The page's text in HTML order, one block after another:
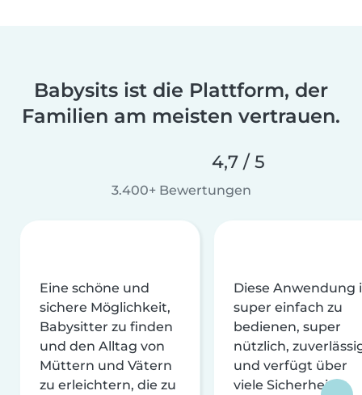
Babysits ist die Plattform, der
Familien am meisten vertrauen.
4,7 / 5
3.400+ Bewertungen
Eine schöne und
sichere Möglichkeit,
Babysitter zu finden
und den Alltag von
Müttern und Vätern
zu erleichtern, die zu
Diese Anwendung
super einfach zu
bedienen, super
nützlich,
und verfügt über
viele Sicherheits-